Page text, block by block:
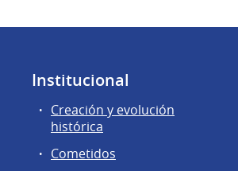
Institucional
Creación y evolución
histórica
Cometidos